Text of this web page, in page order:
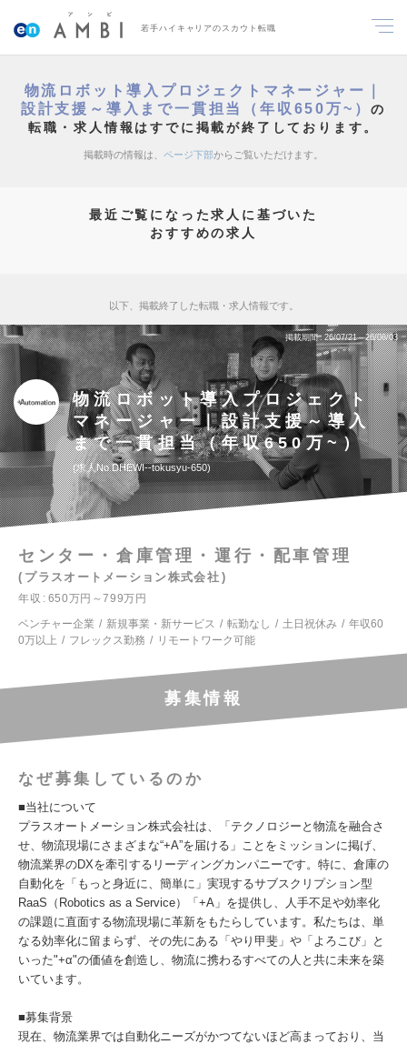
若手ハイキャリアのスカウト転職
物流ロボット導入プロジェクトマネージャー｜
設計支援～導入まで一貫担当（年収650万~）の
転職・求人情報はすでに掲載が終了しております。
掲載時の情報は、 ページ下部からご覧いただけます。
最近ご覧になった求人に基づいた
おすすめの求人
以下、掲載終了した転職・求人情報です。
掲載期間 26/07/21～26/08/03
物流ロボット導入プロジェクト
マネージャー｜設計支援～導入
まで一貫担当（年収650万~）
求人No.DHEWI--tokusyu-650
センター・倉庫管理・運行・配車管理
プラスオートメーション株式会社
年収
650万円～799万円
ベンチャー企業
新規事業・新サービス 転勤なし 土日祝休み
年収60
0万以上
フレックス勤務 リモートワーク可能
募集情報
なぜ募集しているのか
■当社について
プラスオートメーション株式会社は、「テクノロジーと物流を融合さ
せ、物流現場にさまざまな“+A”を届ける」ことをミッションに掲げ、
物流業界のDXを牽引するリーディングカンパニーです。特に、倉庫の
自動化を「もっと身近に、簡単に」実現するサブスクリプション型
RaaS（Robotics as a Service）「+A」を提供し、人手不足や効率化
の課題に直面する物流現場に革新をもたらしています。私たちは、単
なる効率化に留まらず、その先にある「やり甲斐」や「よろこび」と
いった"+α"の価値を創造し、物流に携わるすべての人と共に未来を築
いています。
■募集背景
現在、物流業界では自動化ニーズがかつてないほど高まっており、当